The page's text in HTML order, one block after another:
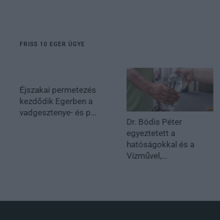
FRISS 10 EGER ÜGYE
Éjszakai permetezés
kezdődik Egerben a
vadgesztenye- és p...
Dr. Bódis Péter
egyeztetett a
hatóságokkal és a
Vízművel,...